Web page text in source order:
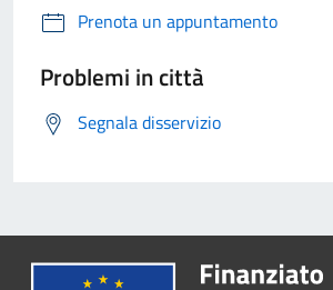
Prenota un appuntamento
Problemi in città
Segnala disservizio